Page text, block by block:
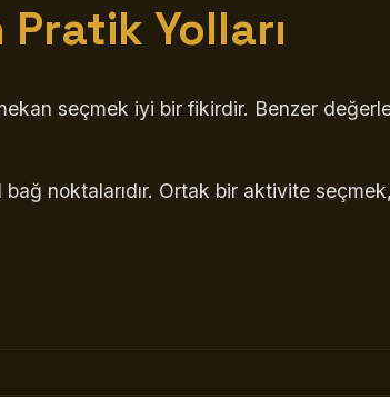
Pratik Yolları
seçmek iyi bir fikirdir. Benzer
noktalarıdır. Ortak bir aktivite